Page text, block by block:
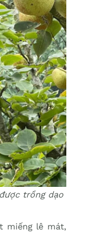
trồng dạo
miếng lê mát,